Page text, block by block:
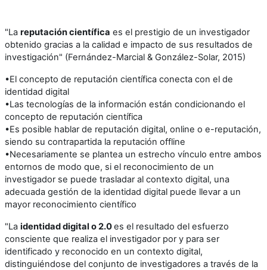
"La reputación científica es el prestigio de un investigador
obtenido gracias a la calidad e impacto de sus resultados de
investigación" (Fernández-Marcial & González-Solar, 2015)
•El concepto de reputación científica conecta con el de
identidad digital
•Las tecnologías de la información están condicionando el
concepto de reputación científica
•Es posible hablar de reputación digital, online o e-reputación,
siendo su contrapartida la reputación offline
•Necesariamente se plantea un estrecho vínculo entre ambos
entornos de modo que, si el reconocimiento de un
investigador se puede trasladar al contexto digital, una
adecuada gestión de la identidad digital puede llevar a un
mayor reconocimiento científico
"La identidad digital o 2.0es el resultado del esfuerzo
consciente que realiza el investigador por y para ser
identificado y reconocido en un contexto digital,
distinguiéndose del conjunto de investigadores a través de la